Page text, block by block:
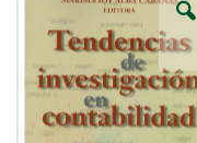
images
gallery
images
gallery